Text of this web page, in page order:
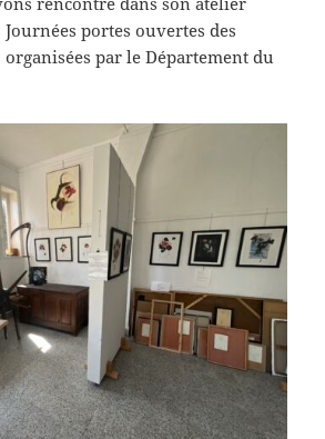
Journées portes ouvertes des
organisées par le Département du